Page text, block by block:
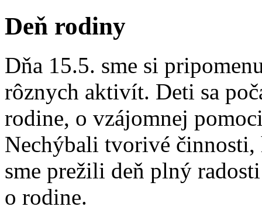
Deň rodiny
Dňa 15.5. sme si
rôznych aktivít. Deti sa
rodine, o vzájomnej
Nechýbali tvorivé činnosti,
sme prežili deň plný
o rodine.